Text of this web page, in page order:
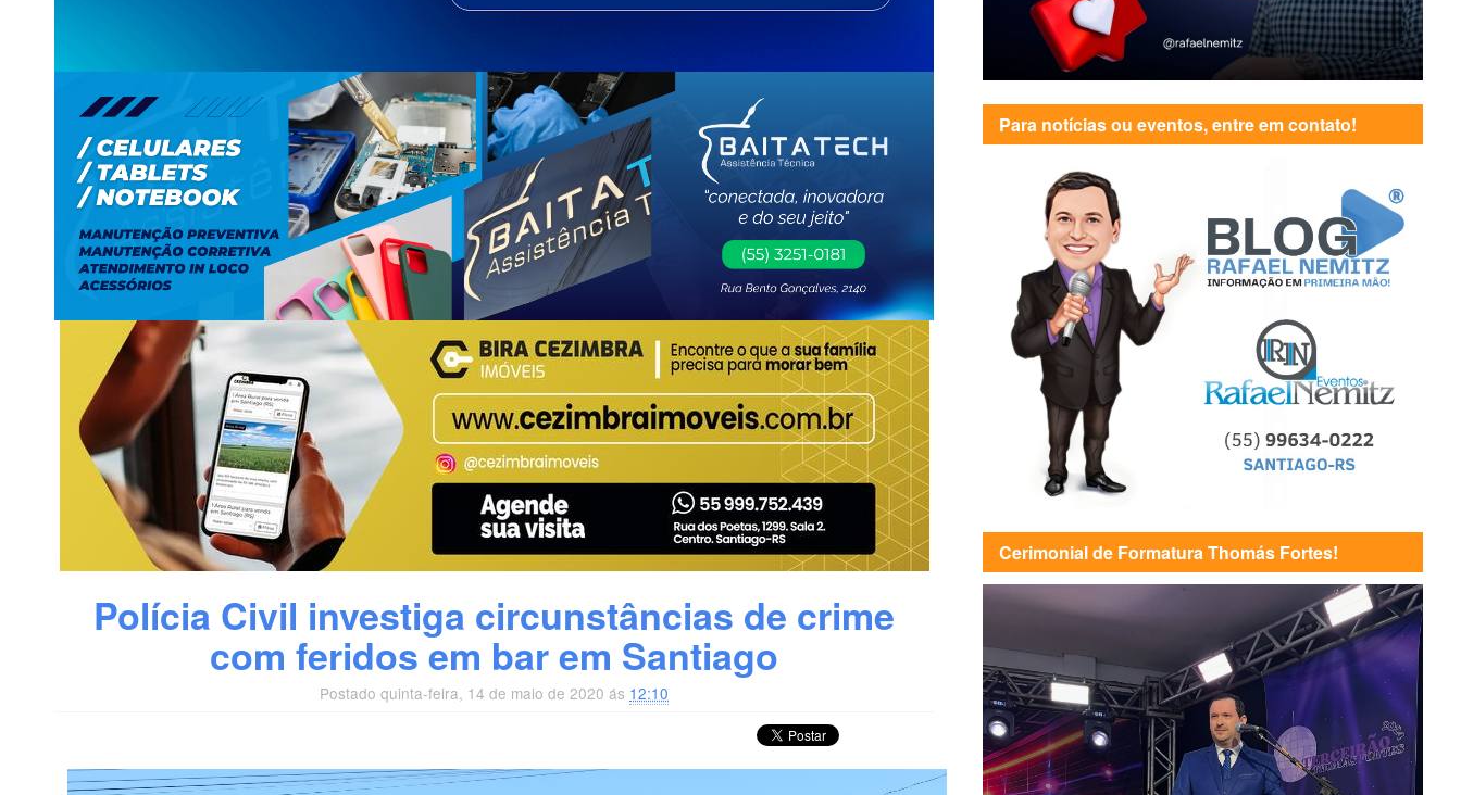
Polícia Civil investiga circunstâncias de crime
com feridos em bar em Santiago
Postado quinta-feira, 14 de maio de 2020 ás 12:10
Para notícias ou eventos, entre em contato!
Cerimonial de Formatura Thomás Fortes!